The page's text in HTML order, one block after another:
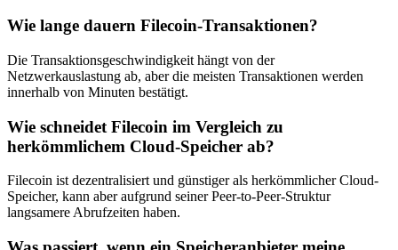
Wie lange dauern Filecoin-Transaktionen?
Die Transaktionsgeschwindigkeit hängt von der
Netzwerkauslastung ab, aber die meisten Transaktionen werden
innerhalb von Minuten bestätigt.
Wie schneidet Filecoin im Vergleich zu
herkömmlichem Cloud-Speicher ab?
Filecoin ist dezentralisiert und günstiger als herkömmlicher Cloud-
Speicher, kann aber aufgrund seiner Peer-to-Peer-Struktur
langsamere Abrufzeiten haben.